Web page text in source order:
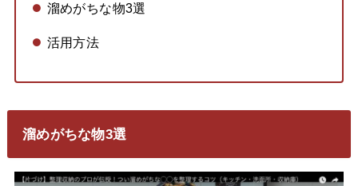
溜めがちな物3選
活用方法
溜めがちな物3選